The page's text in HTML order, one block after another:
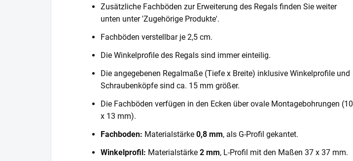
Zusätzliche Fachböden zur Erweiterung des Regals finden Sie weiter
unten unter 'Zugehörige Produkte'.
Fachböden verstellbar je 2,5 cm.
Die Winkelprofile des Regals sind immer einteilig.
Die angegebenen Regalmaße (Tiefe x Breite) inklusive Winkelprofile und
Schraubenköpfe sind ca. 15 mm größer.
Die Fachböden verfügen in den Ecken über ovale Montagebohrungen (10
x 13 mm).
Fachboden: Materialstärke 0,8 mm, als G-Profil gekantet.
Winkelprofil: Materialstärke 2 mm, L-Profil mit den Maßen 37 x 37 mm.